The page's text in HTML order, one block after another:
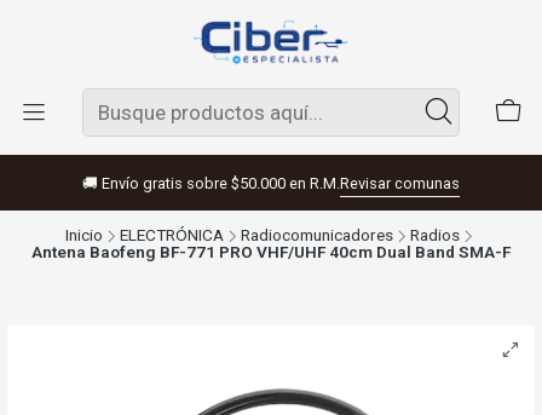
🚚 Envío gratis sobre $50.000 en R.M. Revisar comunas
Inicio ELECTRÓNICA Radiocomunicadores
Radios
Antena Baofeng BF-771 PRO VHF/UHF 40cm Dual Band SMA-F